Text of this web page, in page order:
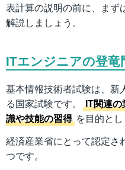
表計算の説明の前に、まず
解説しましょう。
ITエンジニアの登竜
基本情報技術者試験は、新
る国家試験です。
IT関連
識や技能の習得 を目的とし
経済産業省にとって認定さ
つです。